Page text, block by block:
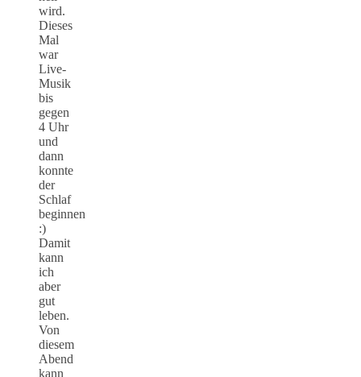
wird.
Dieses
Mal
war
Live-
Musik
bis
gegen
4 Uhr
und
dann
konnte
der
Schlaf
beginnen
:)
Damit
kann
ich
aber
gut
leben.
Von
diesem
Abend
kann